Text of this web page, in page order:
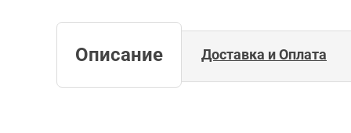
Описание Доставка и Оплата